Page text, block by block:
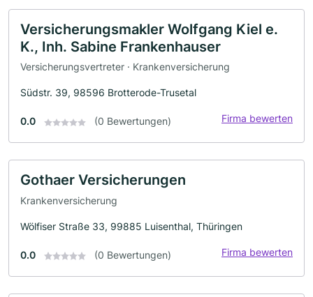
Versicherungsmakler Wolfgang Kiel e.
K., Inh. Sabine Frankenhauser
Versicherungsvertreter · Krankenversicherung
Südstr. 39, 98596 Brotterode-Trusetal
0.0 (0 Bewertungen) Firma bewerten
Gothaer Versicherungen
Krankenversicherung
Wölfiser Straße 33, 99885 Luisenthal, Thüringen
0.0 (0 Bewertungen) Firma bewerten